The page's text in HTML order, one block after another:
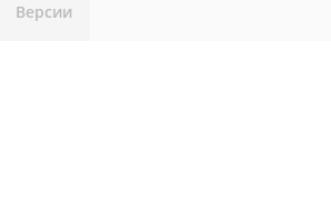
Версии